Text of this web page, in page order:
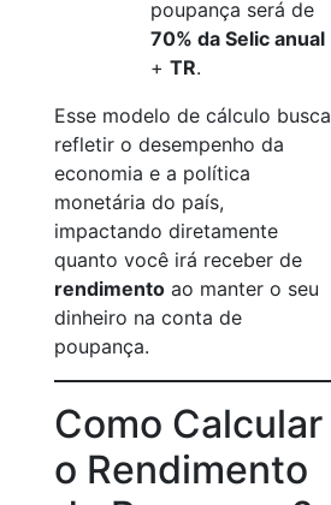
poupança será de
70% da Selic anual
+ TR.
Esse modelo de cálculo busca
refletir o desempenho da
economia e a política
monetária do país,
impactando diretamente
quanto você irá receber de
rendimento ao manter o seu
dinheiro na conta de
poupança.
Como Calcular
o Rendimento